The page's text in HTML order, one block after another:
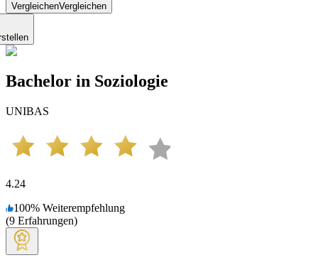
VergleichenVergleichen
Bachelor in Soziologie
UNIBAS
4.24
100% Weiterempfehlung
(9 Erfahrungen)